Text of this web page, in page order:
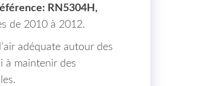
RN5304H,
de 2010 à 2012.
adéquate autour des
à maintenir des